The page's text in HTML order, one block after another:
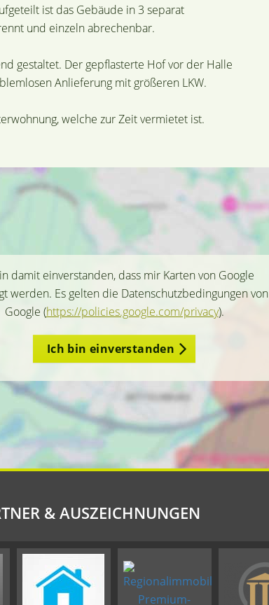
ist das Gebäude in 3 separat
und einzeln abrechenbar.
gestaltet. Der gepflasterte Hof vor der Halle
Anlieferung mit größeren LKW.
welche zur Zeit vermietet ist.
damit einverstanden, dass mir Karten von Google
werden. Es gelten die Datenschutzbedingungen von
Google (https://policies.google.com/privacy).
Ich bin einverstanden
& AUSZEICHNUNGEN